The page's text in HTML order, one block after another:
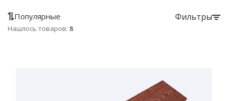
Популярные Фильтры
Нашлось товаров: 8